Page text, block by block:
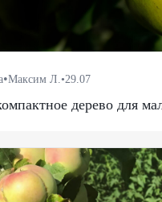
•Максим Л.•29.07
дерево для